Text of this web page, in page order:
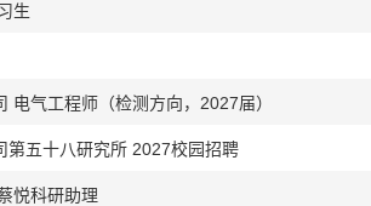
生
气工程师（检测方向，2027届）
第五十八研究所 2027校园招聘
悦科研助理